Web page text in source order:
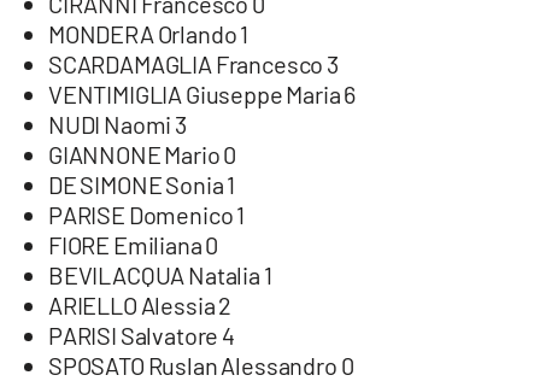
MONDERA Orlando 1
SCARDAMAGLIA Francesco 3
VENTIMIGLIA Giuseppe Maria 6
NUDI Naomi 3
GIANNONE Mario 0
DE SIMONE Sonia 1
PARISE Domenico 1
FIORE Emiliana 0
BEVILACQUA Natalia 1
ARIELLO Alessia 2
PARISI Salvatore 4
SPOSATO Ruslan Alessandro 0